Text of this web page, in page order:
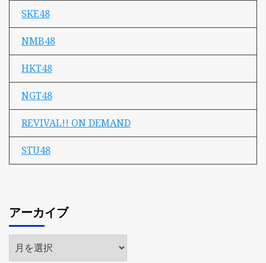
SKE48
NMB48
HKT48
NGT48
REVIVAL!! ON DEMAND
STU48
アーカイブ
ア
ー